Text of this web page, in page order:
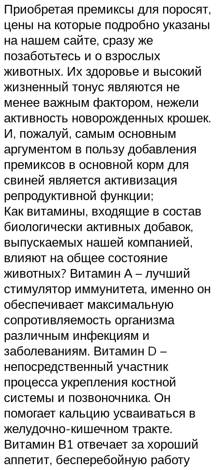
Приобретая премиксы для поросят,
цены на которые подробно указаны
на нашем сайте, сразу же
позаботьтесь и о взрослых
животных. Их здоровье и высокий
жизненный тонус являются не
менее важным фактором, нежели
активность новорожденных крошек.
И, пожалуй, самым основным
аргументом в пользу добавления
премиксов в основной корм для
свиней является активизация
репродуктивной функции;
Как витамины, входящие в состав
биологически активных добавок,
выпускаемых нашей компанией,
влияют на общее состояние
животных? Витамин А – лучший
стимулятор иммунитета, именно он
обеспечивает максимальную
сопротивляемость организма
различным инфекциям и
заболеваниям. Витамин D –
непосредственный участник
процесса укрепления костной
системы и позвоночника. Он
помогает кальцию усваиваться в
желудочно-кишечном тракте.
Витамин В1 отвечает за хороший
аппетит, бесперебойную работу